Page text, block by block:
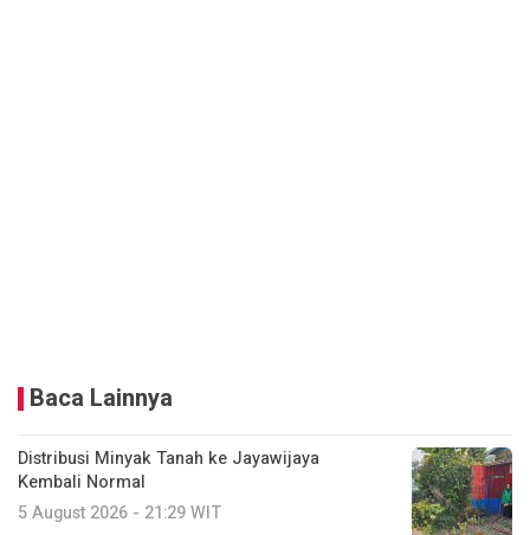
Baca Lainnya
Distribusi Minyak Tanah ke Jayawijaya
Kembali Normal
5 August 2026 - 21:29 WIT